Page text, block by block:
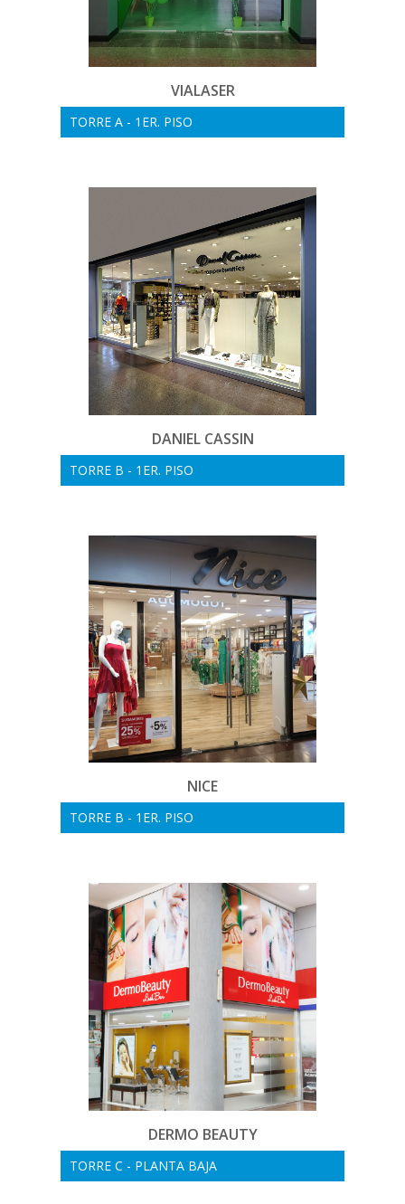
VIALASER
TORRE A - 1ER. PISO
DANIEL CASSIN
TORRE B - 1ER. PISO
NICE
TORRE B - 1ER. PISO
DERMO BEAUTY
TORRE C - PLANTA BAJA